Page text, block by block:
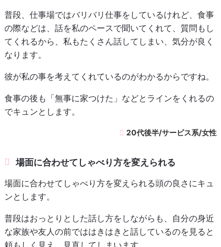
普段、仕事場ではバリバリ仕事をしているけれど、食事
の際などは、話を私のペースで聞いてくれて、質問もし
てくれるから、私もたくさん話してしまい、気分が良く
なります。
彼が私の事を考えてくれているのがわかるからですね。
食事の後も「無事に家つけた」などとラインをくれるの
でキュンとします。
20代後半/サービス系/女性
場面に合わせてしゃべり方を変えられる
場面に合わせてしゃべり方を変えられる頭の良さにキュ
ンとします。
普段はおっとりとした話し方をしながらも、自分の身近
な家族や友人の前でははきはきと話しているのを見ると